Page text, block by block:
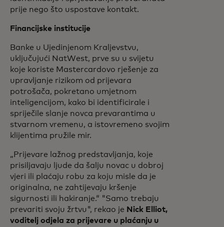
prije nego što uspostave kontakt.
Financijske institucije
Banke u Ujedinjenom Kraljevstvu,
uključujući NatWest, prve su u svijetu
koje koriste Mastercardovo rješenje za
upravljanje rizikom od prijevara
potrošača, pokretano umjetnom
inteligencijom, kako bi identificirale i
spriječile slanje novca prevarantima u
stvarnom vremenu, a istovremeno svojim
klijentima pružile mir.
„Prijevare lažnog predstavljanja, koje
prisiljavaju ljude da šalju novac u dobroj
vjeri ili plaćaju robu za koju misle da je
originalna, ne zahtijevaju kršenje
sigurnosti ili hakiranje.“ "Samo trebaju
prevariti svoju žrtvu", rekao je Nick Elliot,
voditelj odjela za prijevare u plaćanju u